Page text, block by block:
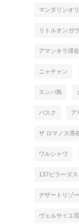
マンダリンオ
リトルオンガ
アマンキラ滞
ニャチャン
スンバ島
バスク ア
ザ ロマノス滞
ワルシャワ
137ピラーズ
デザートリゾ
ヴェルサイユ